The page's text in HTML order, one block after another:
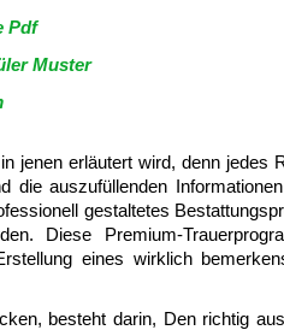
Pdf
Muster
jenen erläutert wird, denn jedes
auszufüllenden
gestaltetes
Diese Premium-
eines wirklich
besteht darin, Den richtig